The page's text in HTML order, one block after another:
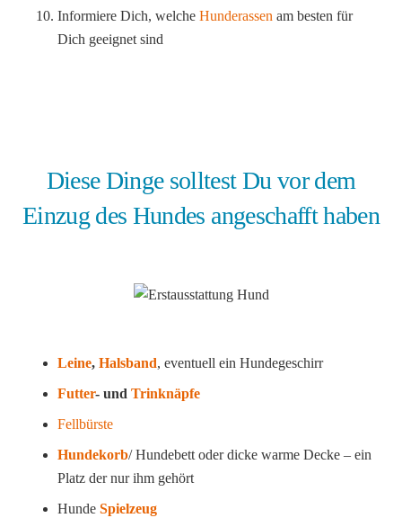
Informiere Dich, welche Hunderassen am besten für
Dich geeignet sind
Diese Dinge solltest Du vor dem
Einzug des Hundes angeschafft haben
Leine, Halsband, eventuell ein Hundegeschirr
Futter- und Trinknäpfe
Fellbürste
Hundekorb/ Hundebett oder dicke warme Decke – ein
Platz der nur ihm gehört
Hunde Spielzeug